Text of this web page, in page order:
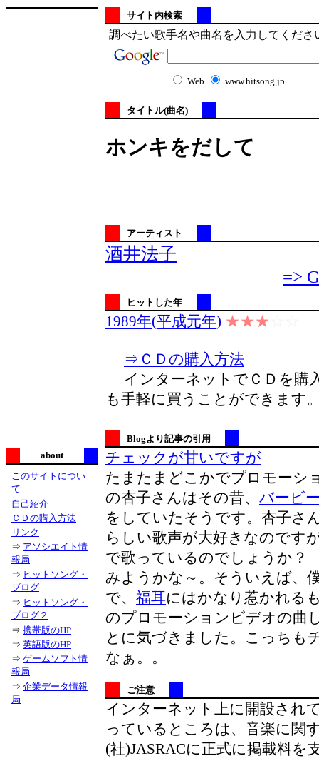
about
このサイトについ
て
自己紹介
ＣＤの購入方法
リンク
⇒ アソシエイト情
報局
⇒ ヒットソング・
ブログ
⇒ ヒットソング・
ブログ２
⇒ 携帯版のHP
⇒ 英語版のHP
⇒ ゲームソフト情
報局
⇒ 企業データ情報
局
サイト内検索
調べたい歌手名や曲名を入力してくだ
Web www.hitsong.jp
タイトル(曲名)
ホンキをだして
アーティスト
酒井法子
=>
ヒットした年
1989年(平成元年) ★★★
⇒ＣＤの購入方法
インターネットでＣＤを購
も手軽に買うことができます
Blogより記事の引用
チェックが甘いですが
たまたまどこかでプロモーシ
の杏子さんはその昔、 バービ
をしていたそうです。杏子さ
らしい歌声が大好きなのです
で歌っているのでしょうか
みようかな～。そういえば、
で、 福耳にはかなり惹かれる
のプロモーションビデオの曲
とに気づきました。こっちも
なぁ。。
ご注意
インターネット上に開設され
っているところは、音楽に関
(社)JASRACに正式に掲載料